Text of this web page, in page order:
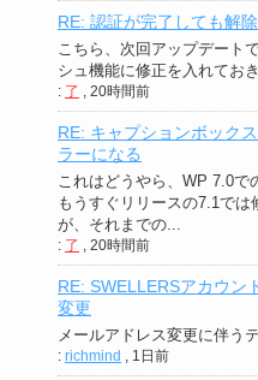
RE: 認証が完了しても解
こちら、次回アップデート
シュ機能に修正を入れておき
: 了 20時間前
RE: キャプションボック
ラーになる
これはどうやら、WP 7.0で
もうすぐリリースの7.1では
が、それまでの...
: 了 20時間前
RE: SWELLERSアカウン
変更
メールアドレス変更に伴う
: richmind 1日前